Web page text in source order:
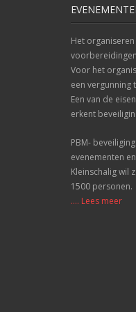
Het
Voor het
een vergunning
Een van de
erkent
PBM-
evenementen
Kleinschalig wil
1500 personen.
.... Lees meer